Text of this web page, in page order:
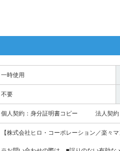
一時使用
不要
個人契約：身分証明書コピー 法人契約：
【株式会社ヒロ・コーポレーション／楽々マ